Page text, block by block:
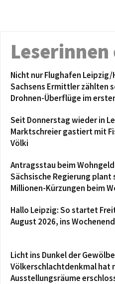
Nicht nur Flughafen Leipzig/
Sachsens Ermittler zählten
Drohnen-Überflüge im
Seit Donnerstag wieder in
Marktschreier gastiert mit
Völki
Antragsstau beim Wohngeld
Sächsische Regierung
Millionen-Kürzungen beim
Hallo Leipzig: So startet
August 2026, ins
Licht ins Dunkel der
Völkerschlachtdenkmal hat
Ausstellungsräume